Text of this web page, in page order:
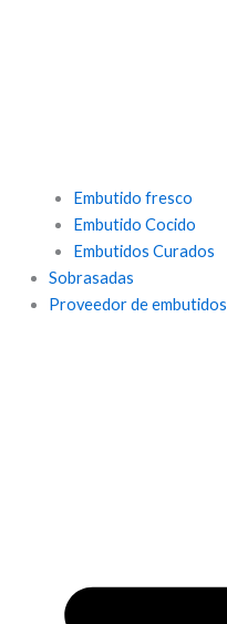
Embutido fresco
Embutido Cocido
Embutidos Curados
Sobrasadas
Proveedor de embutidos